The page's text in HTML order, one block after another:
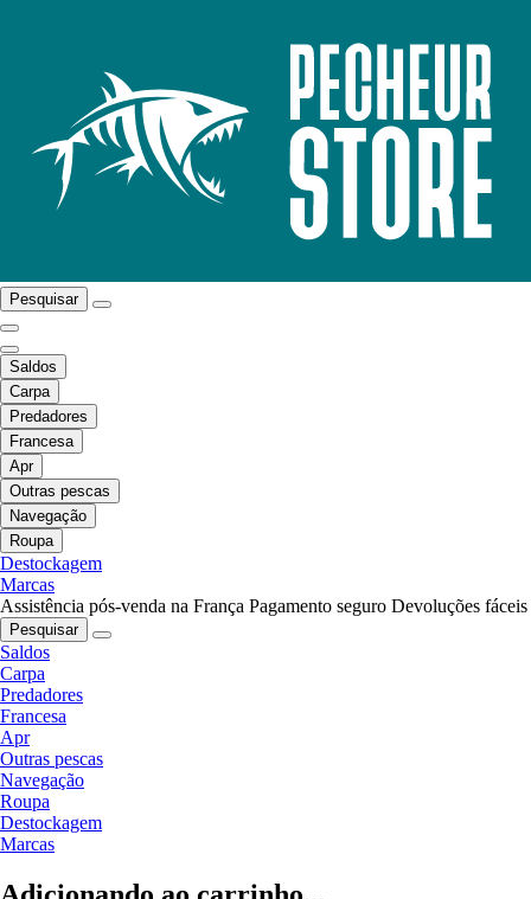
Pesquisar
Saldos
Carpa
Predadores
Francesa
Apr
Outras pescas
Navegação
Roupa
Destockagem
Marcas
Assistência pós-venda na França Pagamento seguro Devoluções fáceis
Pesquisar
Saldos
Carpa
Predadores
Francesa
Apr
Outras pescas
Navegação
Roupa
Destockagem
Marcas